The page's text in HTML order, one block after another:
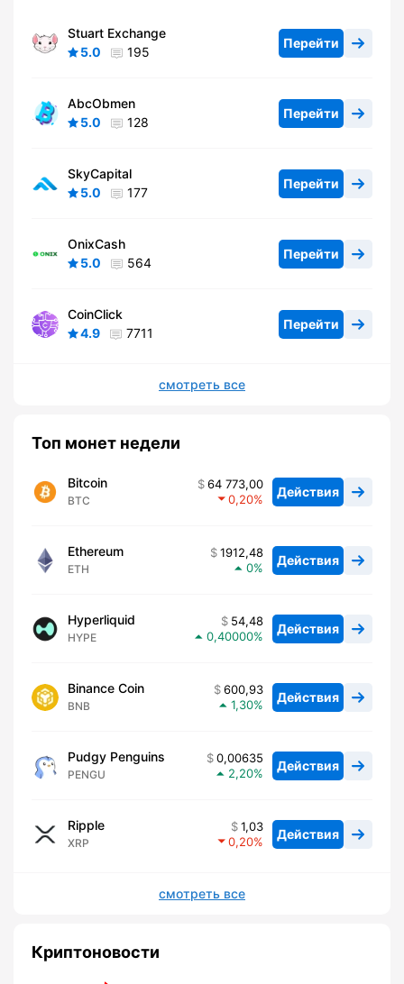
Stuart Exchange
5.0
195
Перейти
AbcObmen
5.0
128
Перейти
SkyCapital
5.0
177
Перейти
OnixCash
5.0
564
Перейти
CoinClick
4.9
7711
Перейти
смотреть все
Топ монет недели
Bitcoin
BTC
64 773,00
0,20
Действия
Ethereum
ETH
1912,48
0
Действия
Hyperliquid
HYPE
54,48
0,40000
Действия
Binance Coin
BNB
600,93
1,30
Действия
Pudgy Penguins
PENGU
0,00635
2,20
Действия
Ripple
XRP
1,03
0,20
Действия
смотреть все
Криптоновости